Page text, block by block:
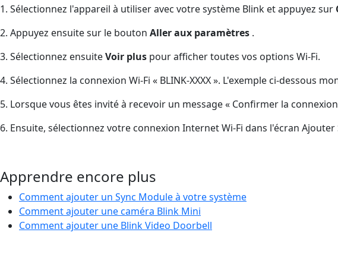
1. Sélectionnez l'appareil à utiliser avec votre système Blink et appuyez sur
2. Appuyez ensuite sur le bouton Aller aux paramètres .
3. Sélectionnez ensuiteVoir plus pour afficher toutes vos options Wi-Fi.
4. Sélectionnez la connexion Wi-Fi « BLINK-XXXX ». L'exemple ci-dessous
5. Lorsque vous êtes invité à recevoir un message « Confirmer la
6. Ensuite, sélectionnez votre connexion Internet Wi-Fi dans l'écran
Apprendre encore plus
Comment ajouter un Sync Module à votre système
Comment ajouter une caméra Blink Mini
Comment ajouter une Blink Video Doorbell